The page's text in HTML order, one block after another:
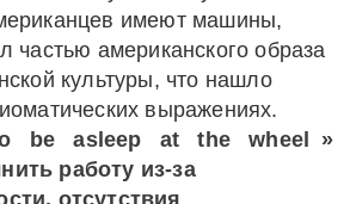
имеют машины,
частью американского образа
культуры, что нашло
выражениях.
be asleep at the wheel
»
работу из-за